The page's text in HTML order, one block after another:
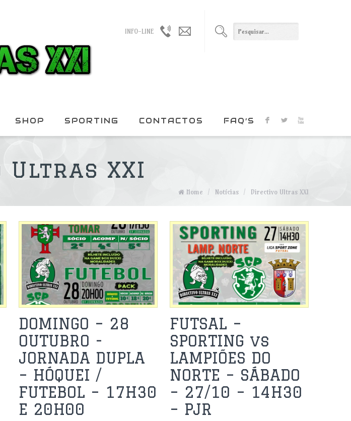
F L X
INFO-LINE
965021330geral@duxxi.org
SHOP SPORTING CONTACTOS FAQ’S
XXI
Home / Notícias / Directivo Ultras XXI
DOMINGO – 28
OUTUBRO -
JORNADA DUPLA
– HÓQUEI /
FUTEBOL – 17H30
E 20H00
FUTSAL –
SPORTING vs
LAMPIÕES DO
NORTE – SÁBADO
– 27/10 – 14H30
– PJR